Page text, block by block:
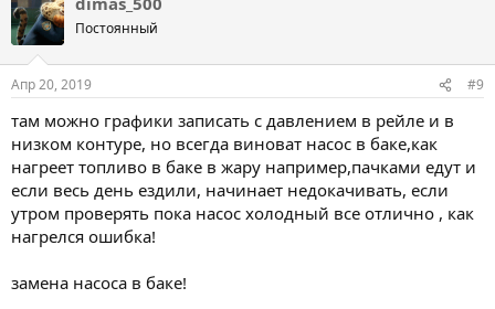
Постоянный
Апр 20, 2019 #9
там можно графики записать с давлением в рейле и в
низком контуре, но всегда виноват насос в баке,как
нагреет топливо в баке в жару например,пачками едут и
если весь день ездили, начинает недокачивать, если
утром проверять пока насос холодный все отлично , как
нагрелся ошибка!
замена насоса в баке!